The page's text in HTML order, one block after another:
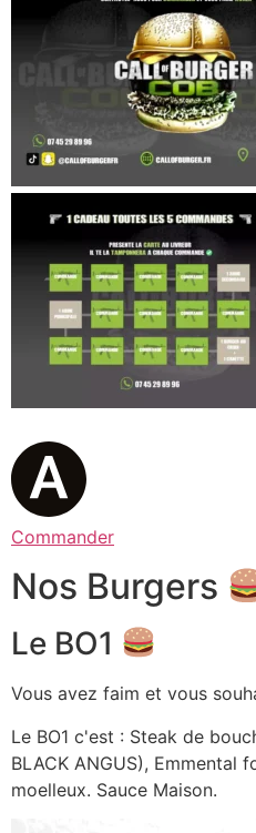
Commander
Nos Burgers
Le BO1
Vous avez faim et vous
Le BO1 c'est : Steak de
BLACK ANGUS), Emmental
moelleux. Sauce Maison.